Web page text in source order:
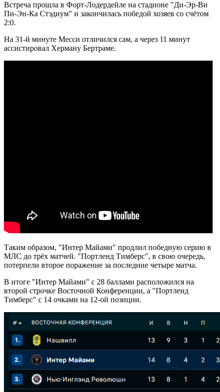
Встреча прошла в Форт-Лодердейле на стадионе "Ди-Эр-Ви
Пи-Эн-Ка Стэдиум" и закончилась победой хозяев со счётом
2:0.
На 31-й минуте Месси отличился сам, а через 11 минут
ассистировал Херману Бертраме.
Таким образом, "Интер Майами" продлил победную серию в
МЛС до трёх матчей. "Портленд Тимберс", в свою очередь,
потерпели второе поражение за последние четыре матча.
В итоге "Интер Майами" с 28 баллами расположился на
второй строчке Восточной Конференции, а "Портленд
Тимберс" с 14 очками на 12-ой позиции.